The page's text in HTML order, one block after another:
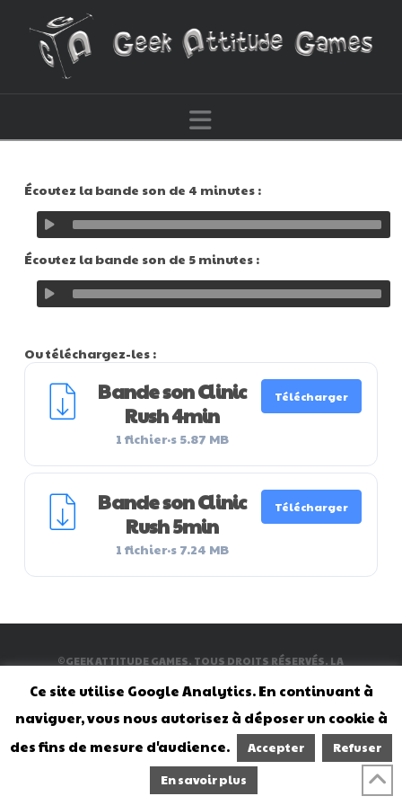
Navigation
Écoutez la bande son de 4 minutes :
Écoutez la bande son de 5 minutes :
Ou téléchargez-les :
Bande son Clinic
Rush 4min
1 fichier·s 5.87 MB
Télécharger
Bande son Clinic
Rush 5min
1 fichier·s 7.24 MB
Télécharger
©GEEK ATTITUDE GAMES. TOUS DROITS RÉSERVÉS. LA
INTERDITE
ACCUEIL
AGENDA ACTUALITÉS
CONTACT
PRÉCOMMANDE
À PROPOS DE NOUS FRANÇAIS
FACEBOOK
TIKTOK
YOUTUBE
INSTAGRAM
Ce site utilise Google Analytics. En continuant à
naviguer, vous nous autorisez à déposer un cookie à
des fins de mesure d'audience.
Accepter
Refuser
En savoir plus